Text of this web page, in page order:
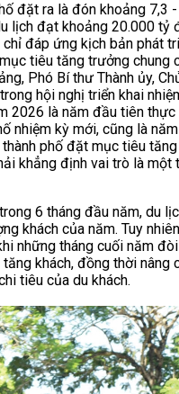
đặt ra là đón khoảng 7,3
lịch đạt khoảng 20.000 tỷ
đáp ứng kịch bản phát
tiêu tăng trưởng chung
Phó Bí thư Thành ủy,
hội nghị triển khai
2026 là năm đầu tiên thực
nhiệm kỳ mới, cũng là
phố đặt mục tiêu
khẳng định vai trò là một
6 tháng đầu năm, du
khách của năm. Tuy
những tháng cuối năm
khách, đồng thời nâng
tiêu của du khách.